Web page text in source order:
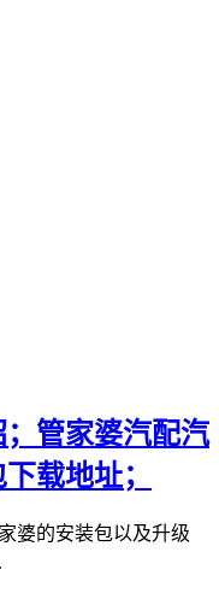
管家婆汽配汽
载地址；
婆的安装包以及升级